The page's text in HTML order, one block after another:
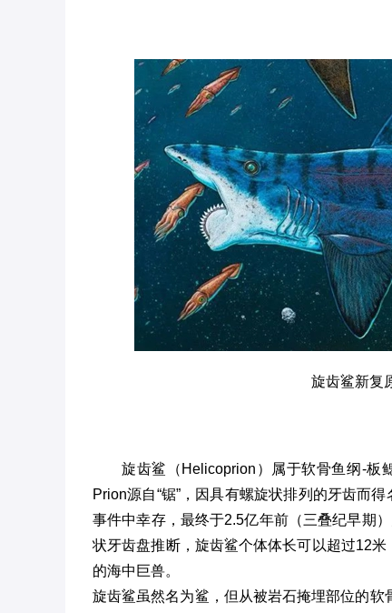
旋齿鲨新复
旋齿鲨（Helicoprion）属于软骨鱼纲-板
Prion源自“锯”，因具有螺旋状排列的牙齿而
事件中幸存，最终于2.5亿年前（三叠纪早期
状牙齿盘推断，旋齿鲨个体体长可以超过12
的海中巨兽。
旋齿鲨虽然名为鲨，但从被岩石掩埋部位的